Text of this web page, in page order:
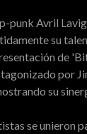
punk Avril
su
de
por
su
se unieron